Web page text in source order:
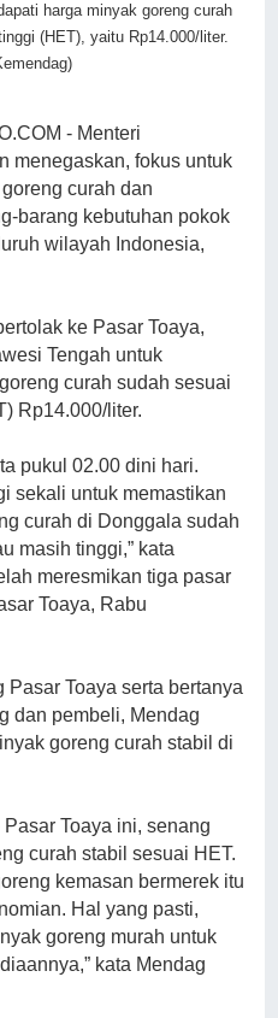
harga minyak goreng curah
(HET), yaitu Rp14.000/liter.
- Menteri
menegaskan, fokus untuk
curah dan
barang kebutuhan pokok
wilayah Indonesia,
ke Pasar Toaya,
Tengah untuk
curah sudah sesuai
Rp14.000/liter.
pukul 02.00 dini hari.
sekali untuk memastikan
curah di Donggala sudah
masih tinggi,” kata
meresmikan tiga pasar
Toaya, Rabu
Toaya serta bertanya
dan pembeli, Mendag
goreng curah stabil di
Toaya ini, senang
curah stabil sesuai HET.
kemasan bermerek itu
Hal yang pasti,
goreng murah untuk
kata Mendag